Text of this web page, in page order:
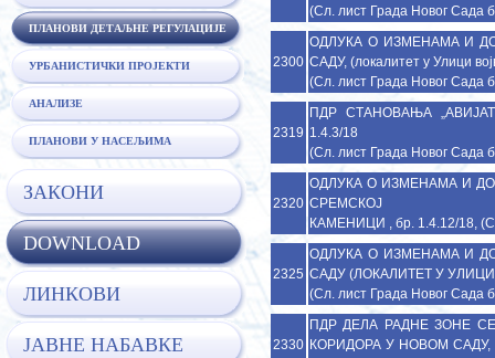
(Сл. лист Града Новог Сада
2300
ОДЛУКА О ИЗМЕНАМА И
САДУ, (локалитет у Улици
(Сл. лист Града Новог Сада
2319
ПДР СТАНОВАЊА
1.4.3/18
(Сл. лист Града Новог Сада
2320
ОДЛУКA О ИЗМЕНАMA И
СРЕМСКОЈ
КАМЕНИЦИ , бр. 1.4.12/18,
2325
ОДЛУКА О ИЗМЕНАМА И
САДУ (ЛОКАЛИТЕТ У УЛИЦИ
(Сл. лист Града Новог Сада
2330
ПДР ДЕЛА РАДНЕ ЗОНЕ
КОРИДОРА У НОВОМ САДУ,
ПЛАНОВИ ДЕТАЉНЕ РЕГУЛАЦИЈЕ
УРБАНИСТИЧКИ ПРОЈЕКТИ
АНАЛИЗЕ
ПЛАНОВИ У НАСЕЉИМА
ЗАКОНИ
DOWNLOAD
ЛИНКОВИ
ЈАВНЕ НАБАВКЕ